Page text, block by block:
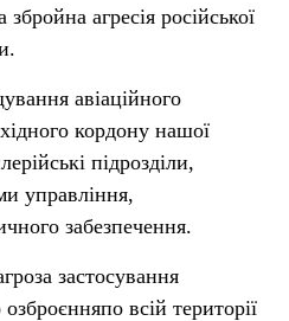
агресія російської
авіаційного
кордону нашої
підрозділи,
управління,
забезпечення.
застосування
всій території